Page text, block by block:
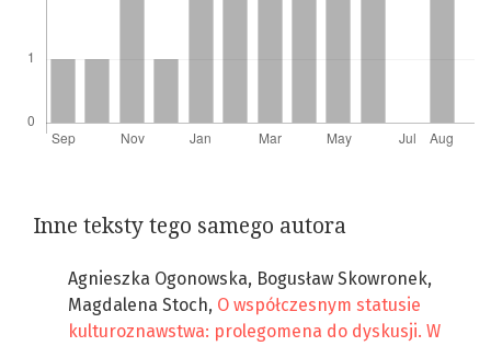
Inne teksty tego samego autora
Agnieszka Ogonowska, Bogusław Skowronek,
Magdalena Stoch, O współczesnym statusie
kulturoznawstwa: prolegomena do dyskusji. W